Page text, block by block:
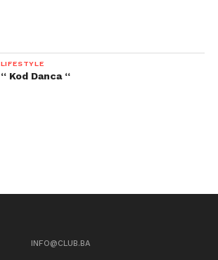
LIFESTYLE
“ Kod Danca “
INFO@CLUB.BA